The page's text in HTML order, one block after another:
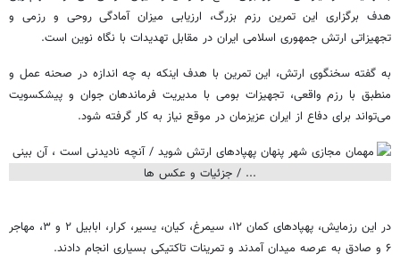
هدف برگزاری این تمرین رزم بزرگ، ارزیابی میزان آمادگی روحی و رزمی و
تجهیزاتی ارتش جمهوری اسلامی ایران در مقابل تهدیدات با نگاه نوین است.
به گفته سخنگوی ارتش، این تمرین با هدف اینکه به چه اندازه در صحنه عمل و
منطبق با رزم واقعی، تجهیزات بومی با مدیریت فرماندهان جوان و پیشکسویت
می‌تواند برای دفاع از ایران عزیزمان در موقع نیاز به کار گرفته شود.
در این رزمایش، پهپادهای کمان ۱۲، سیمرغ، کیان، یسیر، کرار، ابابیل ۲ و ۳، مهاجر
۶ و صادق به عرصه میدان آمدند و تمرینات تاکتیکی بسیاری انجام دادند.